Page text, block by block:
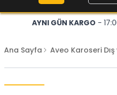
AYNI GÜN KARGO -
Ana Sayfa Aveo Karoseri